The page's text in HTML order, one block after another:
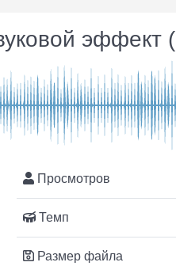
эффект
Просмотров
Темп
Размер файла